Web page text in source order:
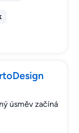
úsměv začíná